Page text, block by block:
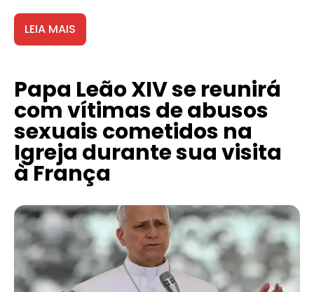
LEIA MAIS
Papa Leão XIV se reunirá
com vítimas de abusos
sexuais cometidos na
Igreja durante sua visita
à França